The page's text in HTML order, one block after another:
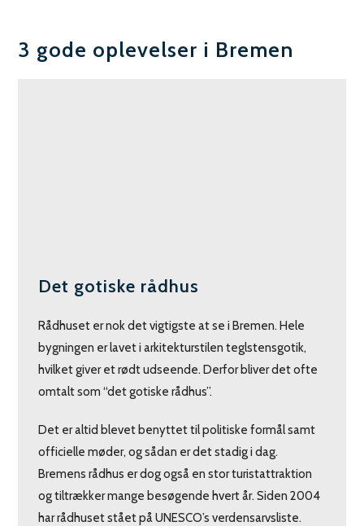
3 gode oplevelser i Bremen
Det gotiske rådhus
Rådhuset er nok det vigtigste at se i Bremen. Hele
bygningen er lavet i arkitekturstilen teglstensgotik,
hvilket giver et rødt udseende. Derfor bliver det ofte
omtalt som “det gotiske rådhus”.
Det er altid blevet benyttet til politiske formål samt
officielle møder, og sådan er det stadig i dag.
Bremens rådhus er dog også en stor turistattraktion
og tiltrækker mange besøgende hvert år. Siden 2004
har rådhuset stået på UNESCO’s verdensarvsliste.